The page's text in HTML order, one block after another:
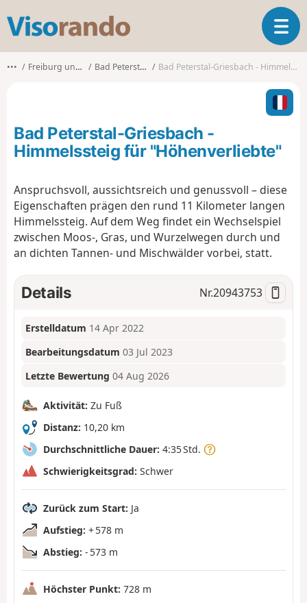
s
o
o
T
o
l
n
v
a
t
••• Freiburg und Umgebung Bad Peterstal-Griesbach Bad Peterstal-Griesbach - Himmelssteig für "Höhenverliebte"
Bad Peterstal-Griesbach -
Himmelssteig für "Höhenverliebte"
Anspruchsvoll, aussichtsreich und genussvoll – diese
Eigenschaften prägen den rund 11 Kilometer langen
Himmelssteig. Auf dem Weg findet ein Wechselspiel
zwischen Moos-, Gras, und Wurzelwegen durch und
an dichten Tannen- und Mischwälder vorbei, statt.
Details Nr.20943753
Erstelldatum 14 Apr 2022
Bearbeitungsdatum 03 Jul 2023
Letzte Bewertung 04 Aug 2026
Aktivität: Zu Fuß
Distanz: 10,20 km
Durchschnittliche Dauer: 4:35 Std.
Schwierigkeitsgrad: Schwer
Zurück zum Start: Ja
Aufstieg: + 578 m
Abstieg: - 573 m
Höchster Punkt: 728 m